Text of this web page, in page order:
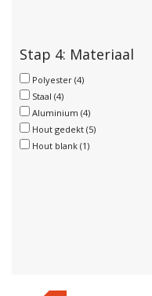
Stap 4: Materiaal
Polyester (4)
Staal (4)
Aluminium (4)
Hout gedekt (5)
Hout blank (1)